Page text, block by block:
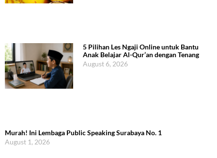
5 Pilihan Les Ngaji Online untuk Bantu
Anak Belajar Al-Qur’an dengan Tenang
August 6, 2026
Murah! Ini Lembaga Public Speaking Surabaya No. 1
August 1, 2026